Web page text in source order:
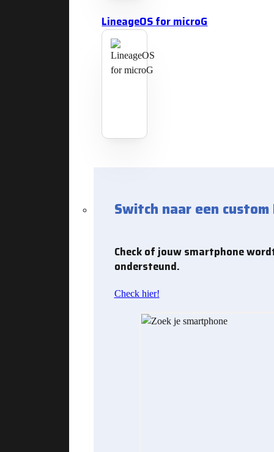
LineageOS for microG
Switch naar een custom
Check of jouw smartphone
ondersteund.
Check hier!